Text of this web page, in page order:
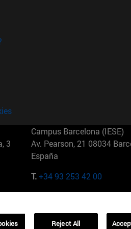
3
Campus Barcelona (IESE)
Av. Pearson, 21 08034
España
T.+34 93 253 42 00
01321001 Bela Vista Brasil
Reject All